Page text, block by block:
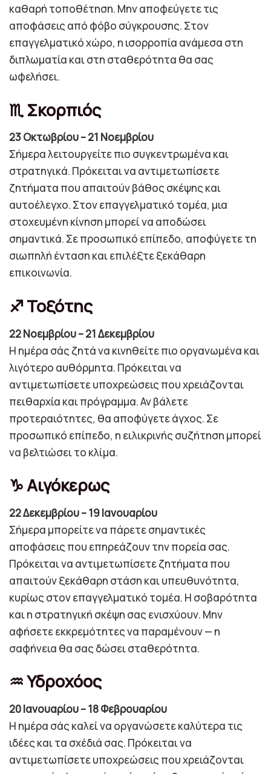
καθαρή τοποθέτηση. Μην αποφεύγετε τις
αποφάσεις από φόβο σύγκρουσης. Στον
επαγγελματικό χώρο, η ισορροπία ανάμεσα στη
διπλωματία και στη σταθερότητα θα σας
ωφελήσει.
♏ Σκορπιός
23 Οκτωβρίου – 21 Νοεμβρίου
Σήμερα λειτουργείτε πιο συγκεντρωμένα και
στρατηγικά. Πρόκειται να αντιμετωπίσετε
ζητήματα που απαιτούν βάθος σκέψης και
αυτοέλεγχο. Στον επαγγελματικό τομέα, μια
στοχευμένη κίνηση μπορεί να αποδώσει
σημαντικά. Σε προσωπικό επίπεδο, αποφύγετε τη
σιωπηλή ένταση και επιλέξτε ξεκάθαρη
επικοινωνία.
♐ Τοξότης
22 Νοεμβρίου – 21 Δεκεμβρίου
Η ημέρα σάς ζητά να κινηθείτε πιο οργανωμένα και
λιγότερο αυθόρμητα. Πρόκειται να
αντιμετωπίσετε υποχρεώσεις που χρειάζονται
πειθαρχία και πρόγραμμα. Αν βάλετε
προτεραιότητες, θα αποφύγετε άγχος. Σε
προσωπικό επίπεδο, η ειλικρινής συζήτηση μπορεί
να βελτιώσει το κλίμα.
♑ Αιγόκερως
22 Δεκεμβρίου – 19 Ιανουαρίου
Σήμερα μπορείτε να πάρετε σημαντικές
αποφάσεις που επηρεάζουν την πορεία σας.
Πρόκειται να αντιμετωπίσετε ζητήματα που
απαιτούν ξεκάθαρη στάση και υπευθυνότητα,
κυρίως στον επαγγελματικό τομέα. Η σοβαρότητα
και η στρατηγική σκέψη σας ενισχύουν. Μην
αφήσετε εκκρεμότητες να παραμένουν — η
σαφήνεια θα σας δώσει σταθερότητα.
♒ Υδροχόος
20 Ιανουαρίου – 18 Φεβρουαρίου
Η ημέρα σάς καλεί να οργανώσετε καλύτερα τις
ιδέες και τα σχέδιά σας. Πρόκειται να
αντιμετωπίσετε υποχρεώσεις που χρειάζονται